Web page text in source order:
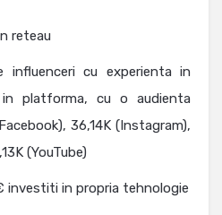
reteau
influenceri cu experienta in
in platforma, cu o audienta
36,14K (Instagram),
(YouTube)
investiti in propria tehnologie